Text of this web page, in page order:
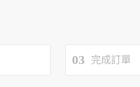
03 完成訂單